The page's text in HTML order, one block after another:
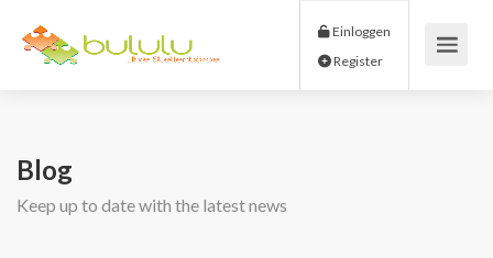
Einloggen
Blog
Keep up to date with the latest news